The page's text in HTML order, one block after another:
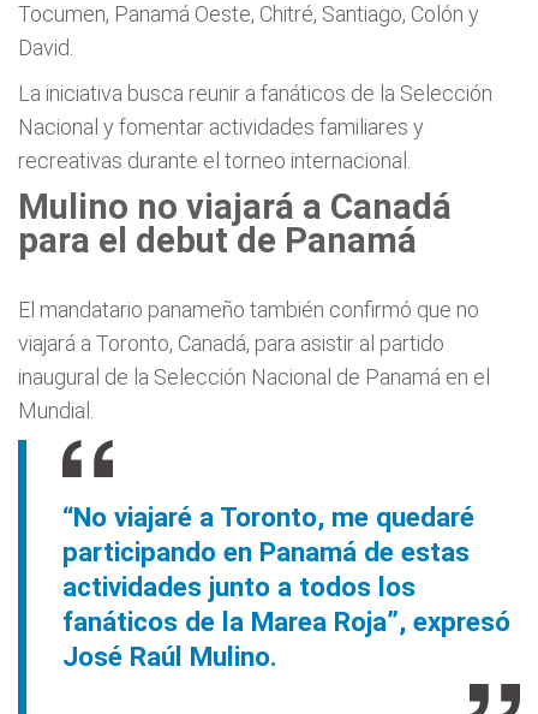
Tocumen, Panamá Oeste, Chitré, Santiago, Colón y
David.
La iniciativa busca reunir a fanáticos de la Selección
Nacional y fomentar actividades familiares y
recreativas durante el torneo internacional.
Mulino no viajará a Canadá
para el debut de Panamá
El mandatario panameño también confirmó que no
viajará a Toronto, Canadá, para asistir al partido
inaugural de la Selección Nacional de Panamá en el
Mundial.
“No viajaré a Toronto, me quedaré
participando en Panamá de estas
actividades junto a todos los
fanáticos de la Marea Roja”, expresó
José Raúl Mulino.